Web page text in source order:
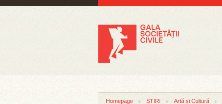
Homepage ȘTIRI Artă și Cultură